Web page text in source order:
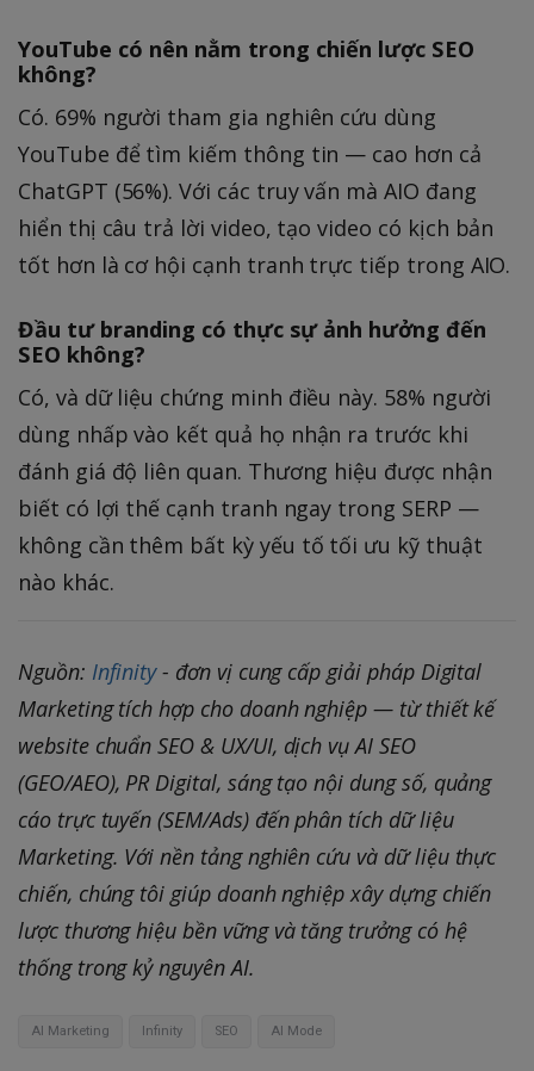
YouTube có nên nằm trong chiến lược SEO
không?
Có. 69% người tham gia nghiên cứu dùng
YouTube để tìm kiếm thông tin — cao hơn cả
ChatGPT (56%). Với các truy vấn mà AIO đang
hiển thị câu trả lời video, tạo video có kịch bản
tốt hơn là cơ hội cạnh tranh trực tiếp trong AIO.
Đầu tư branding có thực sự ảnh hưởng đến
SEO không?
Có, và dữ liệu chứng minh điều này. 58% người
dùng nhấp vào kết quả họ nhận ra trước khi
đánh giá độ liên quan. Thương hiệu được nhận
biết có lợi thế cạnh tranh ngay trong SERP —
không cần thêm bất kỳ yếu tố tối ưu kỹ thuật
nào khác.
Nguồn: Infinity- đơn vị cung cấp giải pháp Digital
Marketing tích hợp cho doanh nghiệp — từ thiết kế
website chuẩn SEO & UX/UI, dịch vụ AI SEO
(GEO/AEO), PR Digital, sáng tạo nội dung số, quảng
cáo trực tuyến (SEM/Ads) đến phân tích dữ liệu
Marketing. Với nền tảng nghiên cứu và dữ liệu thực
chiến, chúng tôi giúp doanh nghiệp xây dựng chiến
lược thương hiệu bền vững và tăng trưởng có hệ
thống trong kỷ nguyên AI.
AI Marketing Infinity SEO AI Mode